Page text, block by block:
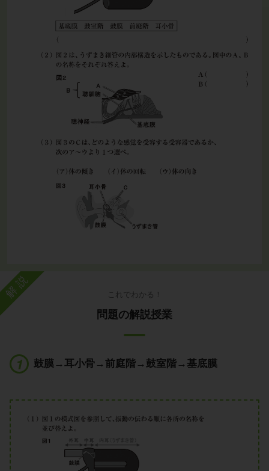
解説 これでわかる！
問題の解説授業
鼓膜→耳小骨→前庭階→鼓室階→基底膜